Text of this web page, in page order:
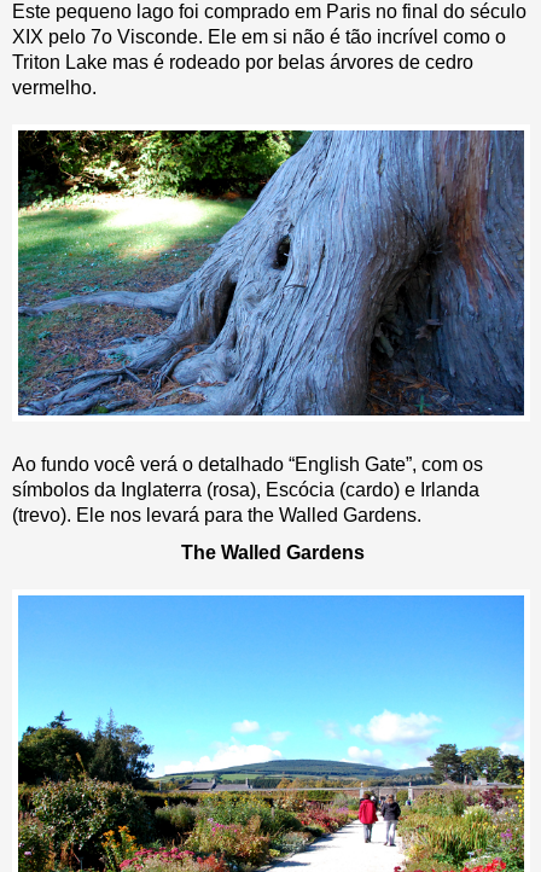
Este pequeno lago foi comprado em Paris no final do século
XIX pelo 7o Visconde. Ele em si não é tão incrível como o
Triton Lake mas é rodeado por belas árvores de cedro
vermelho.
Ao fundo você verá o detalhado “English Gate”, com os
símbolos da Inglaterra (rosa), Escócia (cardo) e Irlanda
(trevo). Ele nos levará para the Walled Gardens.
The Walled Gardens